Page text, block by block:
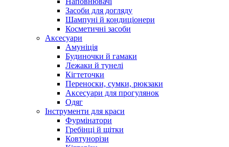
Засоби для догляду
Шампуні й кондиціонери
Косметичні засоби
Аксесуари
Амуніція
Будиночки й гамаки
Лежаки й тунелі
Кігтеточки
Переноски, сумки, рюкзаки
Аксесуари для прогулянок
Одяг
Інструменти для краси
Фурмінатори
Гребінці й щітки
Ковтунорізи